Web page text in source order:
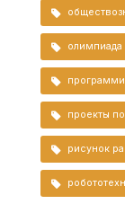
олимпиада
проекты
рисунок